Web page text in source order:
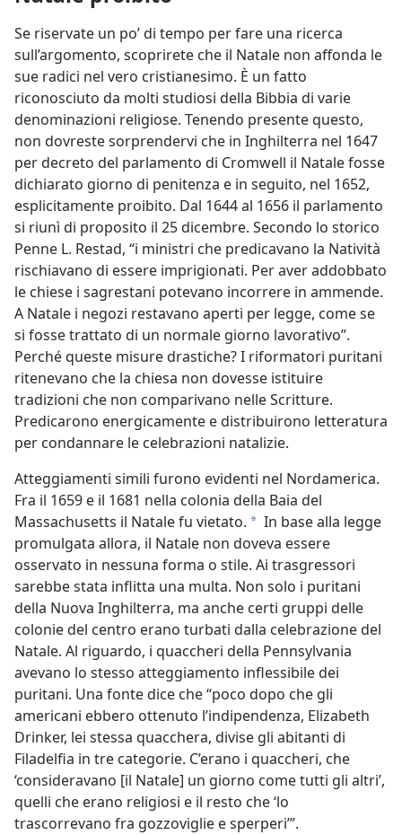
Se riservate un po’ di tempo per fare una ricerca
sull’argomento, scoprirete che il Natale non affonda le
sue radici nel vero cristianesimo. È un fatto
riconosciuto da molti studiosi della Bibbia di varie
denominazioni religiose. Tenendo presente questo,
non dovreste sorprendervi che in Inghilterra nel 1647
per decreto del parlamento di Cromwell il Natale fosse
dichiarato giorno di penitenza e in seguito, nel 1652,
esplicitamente proibito. Dal 1644 al 1656 il parlamento
si riunì di proposito il 25 dicembre. Secondo lo storico
Penne L. Restad, “i ministri che predicavano la Natività
rischiavano di essere imprigionati. Per aver addobbato
le chiese i sagrestani potevano incorrere in ammende.
A Natale i negozi restavano aperti per legge, come se
si fosse trattato di un normale giorno lavorativo”.
Perché queste misure drastiche? I riformatori puritani
ritenevano che la chiesa non dovesse istituire
tradizioni che non comparivano nelle Scritture.
Predicarono energicamente e distribuirono letteratura
per condannare le celebrazioni natalizie.
Atteggiamenti simili furono evidenti nel Nordamerica.
Fra il 1659 e il 1681 nella colonia della Baia del
Massachusetts il Natale fu vietato. a In base alla legge
promulgata allora, il Natale non doveva essere
osservato in nessuna forma o stile. Ai trasgressori
sarebbe stata inflitta una multa. Non solo i puritani
della Nuova Inghilterra, ma anche certi gruppi delle
colonie del centro erano turbati dalla celebrazione del
Natale. Al riguardo, i quaccheri della Pennsylvania
avevano lo stesso atteggiamento inflessibile dei
puritani. Una fonte dice che “poco dopo che gli
americani ebbero ottenuto l’indipendenza, Elizabeth
Drinker, lei stessa quacchera, divise gli abitanti di
Filadelfia in tre categorie. C’erano i quaccheri, che
‘consideravano [il Natale] un giorno come tutti gli altri’,
quelli che erano religiosi e il resto che ‘lo
trascorrevano fra gozzoviglie e sperperi’”.